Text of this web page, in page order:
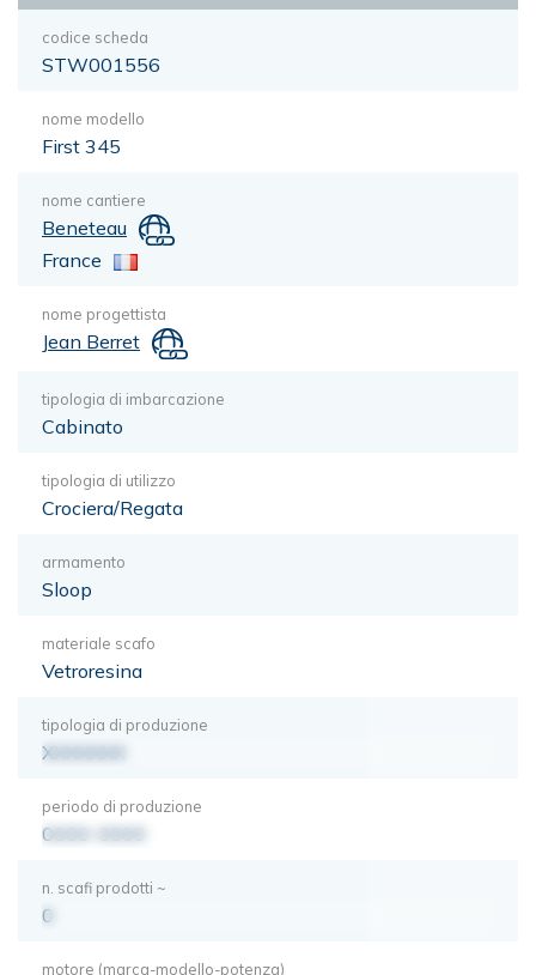
codice scheda
STW001556
nome modello
First 345
nome cantiere
Beneteau
France
nome progettista
Jean Berret
tipologia di imbarcazione
Cabinato
tipologia di utilizzo
Crociera/Regata
armamento
Sloop
materiale scafo
Vetroresina
tipologia di produzione
XXXXXXX
periodo di produzione
0000-0000
n. scafi prodotti ~
0
motore (marca-modello-potenza)